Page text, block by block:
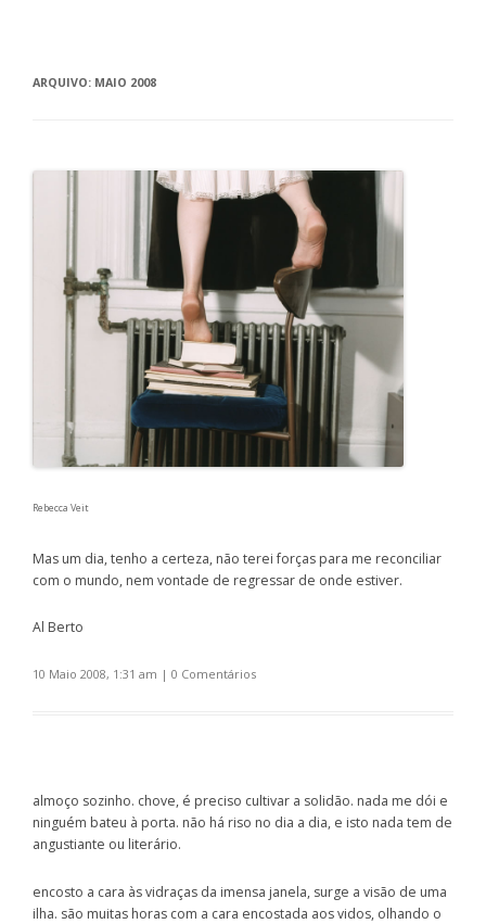
ARQUIVO: MAIO 2008
Rebecca Veit
Mas um dia, tenho a certeza, não terei forças para me reconciliar
com o mundo, nem vontade de regressar de onde estiver.
Al Berto
10 Maio 2008, 1:31 am | 0 Comentários
almoço sozinho. chove, é preciso cultivar a solidão. nada me dói e
ninguém bateu à porta. não há riso no dia a dia, e isto nada tem de
angustiante ou literário.
encosto a cara às vidraças da imensa janela, surge a visão de uma
ilha. são muitas horas com a cara encostada aos vidos, olhando o